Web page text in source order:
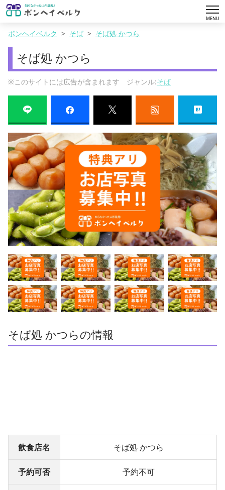
MENU
ボンヘイベルク そば そば処 かつら
そば処 かつら
※このサイトには広告が含まれます ジャンル:そば
そば処 かつらの情報
飲食店名 そば処 かつら
予約可否 予約不可